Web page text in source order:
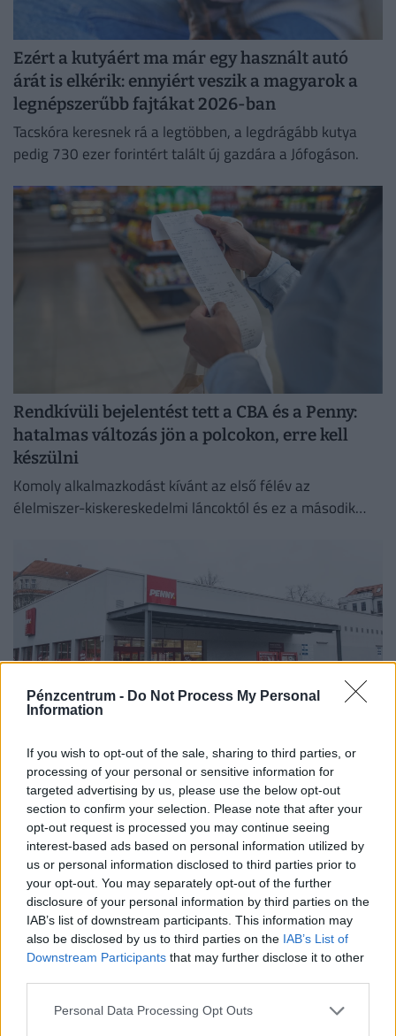
Pénzcentrum - Do Not Process My Personal
Information
If you wish to opt-out of the sale, sharing to third parties, or
processing of your personal or sensitive information for
targeted advertising by us, please use the below opt-out
section to confirm your selection. Please note that after your
opt-out request is processed you may continue seeing
interest-based ads based on personal information utilized by
us or personal information disclosed to third parties prior to
your opt-out. You may separately opt-out of the further
disclosure of your personal information by third parties on the
IAB’s list of downstream participants. This information may
also be disclosed by us to third parties on the IAB’s List of
Downstream Participants that may further disclose it to other
Personal Data Processing Opt Outs
Ezért a kutyáért ma már egy használt autó
árát is elkérik: ennyiért veszik a magyarok a
legnépszerűbb fajtákat 2026-ban
Tacskóra keresnek rá a legtöbben, a legdrágább kutya
pedig 730 ezer forintért talált új gazdára a Jófogáson.
Rendkívüli bejelentést tett a CBA és a Penny:
hatalmas változás jön a polcokon, erre kell
készülni
Komoly alkalmazkodást kívánt az első félév az
élelmiszer-kiskereskedelmi láncoktól és ez a második
Fontos változás élesedik a PENNY
áruházakban: erről minden vásárlónak tudnia
kell
A hálózat tehermentesítése érdekében a vállalat a
leginkább terhelt, 17 és 22 óra közötti idősávban
minimalizálja az áramfogyasztását.